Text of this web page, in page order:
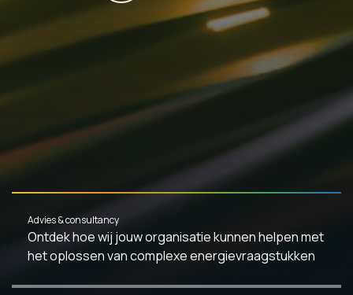
Advies & consultancy
Ontdek hoe wij jouw organisatie kunnen helpen met
het oplossen van complexe energievraagstukken